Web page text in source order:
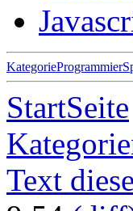
StartSeite
Text